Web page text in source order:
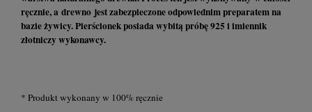
ręcznie, a drewno jest zabezpieczone odpowiednim preparatem na
bazie żywicy. Pierścionek posiada wybitą próbę 925 i imiennik
złotniczy wykonawcy.
* Produkt wykonany w 100% ręcznie